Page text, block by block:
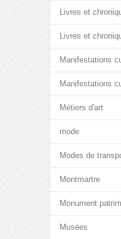
Livres et
Livres et
Manifestations
Manifestations
Métiers d'art
mode
Modes de
Montmartre
Monument
Musées